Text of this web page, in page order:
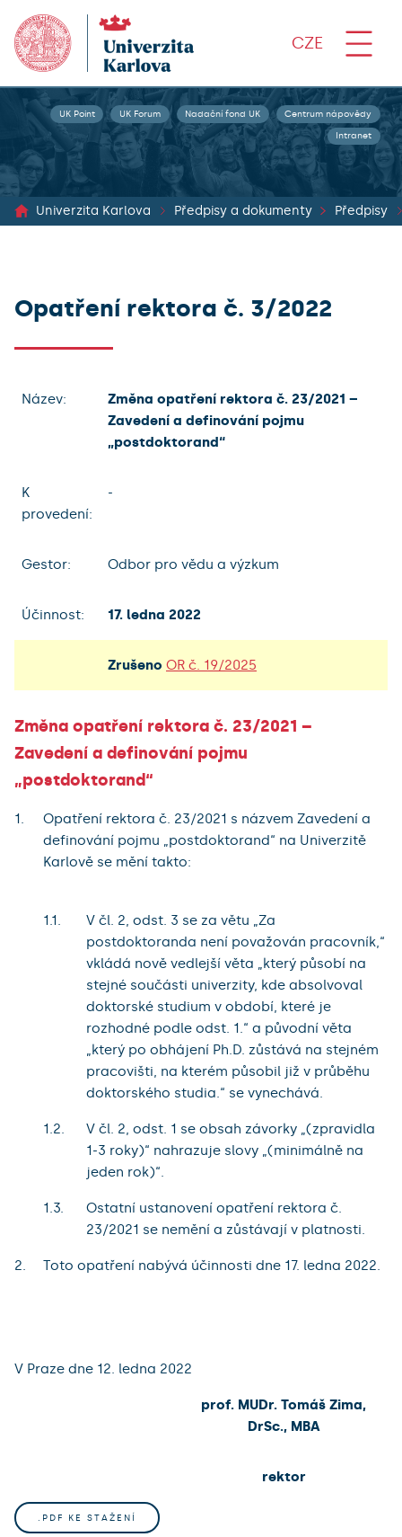
CZE
UK Point UK Forum Nadační fond UK Centrum nápovědy
Intranet
Univerzita Karlova Předpisy a dokumenty Předpisy
Opatření rektora č. 3/2022
Název:
Změna opatření rektora č. 23/2021 –
Zavedení a definování pojmu
„postdoktorand“
K
provedení:
-
Gestor: Odbor pro vědu a výzkum
Účinnost: 17. ledna 2022
Zrušeno OR č. 19/2025
Změna opatření rektora č. 23/2021 –
Zavedení a definování pojmu
„postdoktorand“
Opatření rektora č. 23/2021 s názvem Zavedení a
definování pojmu „postdoktorand“ na Univerzitě
Karlově se mění takto:
V čl. 2, odst. 3 se za větu „Za
postdoktoranda není považován pracovník,“
vkládá nově vedlejší věta „který působí na
stejné součásti univerzity, kde absolvoval
doktorské studium v období, které je
rozhodné podle odst. 1.“ a původní věta
„který po obhájení Ph.D. zůstává na stejném
pracovišti, na kterém působil již v průběhu
doktorského studia.“ se vynechává.
V čl. 2, odst. 1 se obsah závorky „(zpravidla
1-3 roky)“ nahrazuje slovy „(minimálně na
jeden rok)“.
Ostatní ustanovení opatření rektora č.
23/2021 se nemění a zůstávají v platnosti.
Toto opatření nabývá účinnosti dne 17. ledna 2022.
V Praze dne 12. ledna 2022
prof. MUDr. Tomáš Zima,
DrSc., MBA
rektor
.PDF KE STAŽENÍ